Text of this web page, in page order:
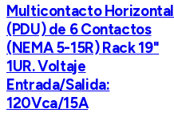
Multicontacto Horizontal
(PDU) de 6 Contactos
(NEMA 5-15R) Rack 19"
1UR. Voltaje
Entrada/Salida:
120Vca/15A